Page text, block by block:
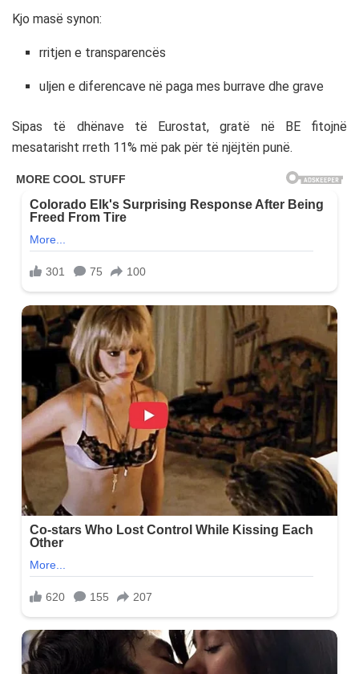
Kjo masë synon:
rritjen e transparencës
uljen e diferencave në paga mes burrave dhe grave
Sipas të dhënave të Eurostat, gratë në BE fitojnë
mesatarisht rreth 11% më pak për të njëjtën punë.